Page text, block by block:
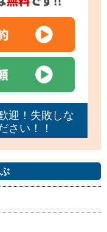
迎！失敗しな
さい！！